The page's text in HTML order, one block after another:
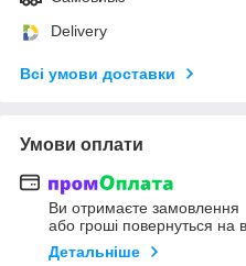
Delivery
Всі умови доставки
Умови оплати
Ви отримаєте замовлення
або гроші повернуться на
Детальніше